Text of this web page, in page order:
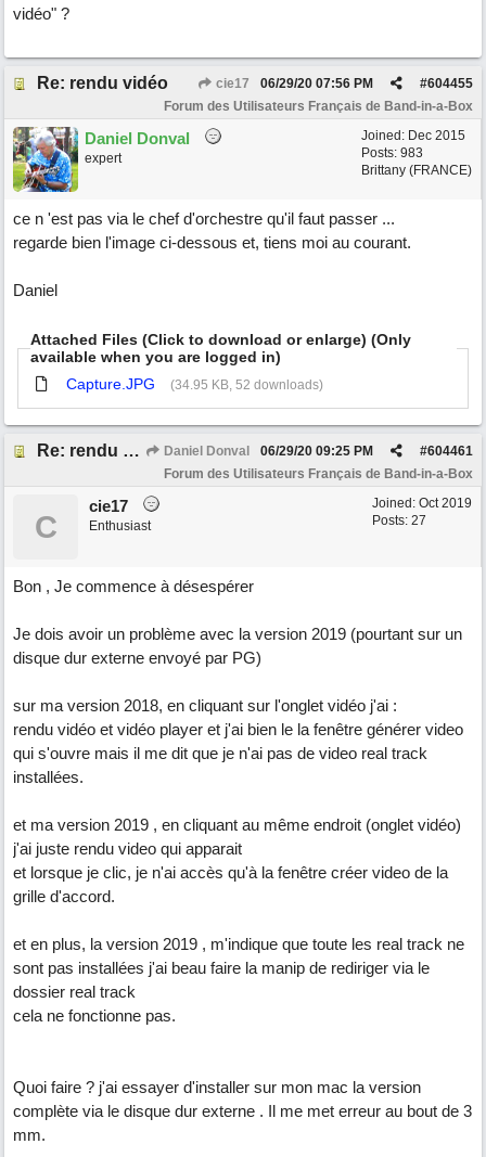
vidéo" ?
Re: rendu vidéo cie17 #604455
06/29/20 07:56 PM
Forum des Utilisateurs Français de Band-in-a-Box
Joined: Dec 2015
Posts: 983
Brittany (FRANCE)
Daniel Donval
expert
ce n 'est pas via le chef d'orchestre qu'il faut passer ...
regarde bien l'image ci-dessous et, tiens moi au courant.
Daniel
Attached Files (Click to download or enlarge) (Only
available when you are logged in)
Capture.JPG
(34.95 KB, 52 downloads)
Re: rendu vidéo Daniel Donval #604461
06/29/20 09:25 PM
Forum des Utilisateurs Français de Band-in-a-Box
Joined: Oct 2019
Posts: 27
C
cie17
Enthusiast
Bon , Je commence à désespérer
Je dois avoir un problème avec la version 2019 (pourtant sur un
disque dur externe envoyé par PG)
sur ma version 2018, en cliquant sur l'onglet vidéo j'ai :
rendu vidéo et vidéo player et j'ai bien le la fenêtre générer video
qui s'ouvre mais il me dit que je n'ai pas de video real track
installées.
et ma version 2019 , en cliquant au même endroit (onglet vidéo)
j'ai juste rendu video qui apparait
et lorsque je clic, je n'ai accès qu'à la fenêtre créer video de la
grille d'accord.
et en plus, la version 2019 , m'indique que toute les real track ne
sont pas installées j'ai beau faire la manip de rediriger via le
dossier real track
cela ne fonctionne pas.
Quoi faire ? j'ai essayer d'installer sur mon mac la version
complète via le disque dur externe . Il me met erreur au bout de 3
mm.